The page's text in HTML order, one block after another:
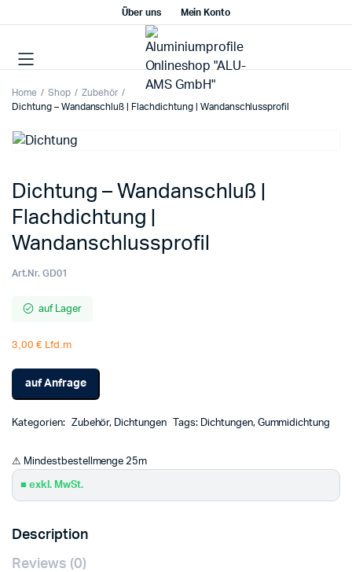
Über uns Mein Konto
Home Shop
Zubehör
Dichtung – Wandanschluß | Flachdichtung | Wandanschlussprofil
Dichtung – Wandanschluß |
Flachdichtung |
Wandanschlussprofil
Art.Nr. GD01
auf Lager
3,00 € Lfd.m
auf Anfrage
Kategorien: Zubehör, Dichtungen Tags: Dichtungen, Gummidichtung
⚠ Mindestbestellmenge 25m
■ exkl. MwSt.
Description
Reviews (0)